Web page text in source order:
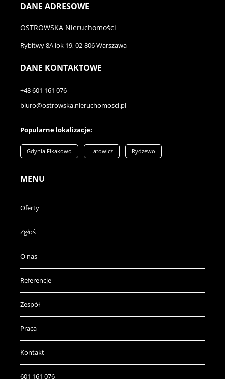
DANE ADRESOWE
OSTROWSKA Nieruchomości
Rybitwy 8A lok 19, 02-806 Warszawa
DANE KONTAKTOWE
+48 601 161 076
biuro@ostrowska.nieruchomosci.pl
Popularne lokalizacje:
Gdynia Fikakowo Latowicz Rydzewo
MENU
Oferty
Zgłoś
O nas
Referencje
Zespół
Praca
Kontakt
601 161 076